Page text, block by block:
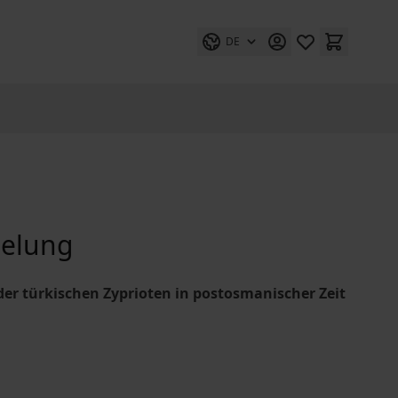
DE
türkischen Zyprioten in postosmanischer Zeit